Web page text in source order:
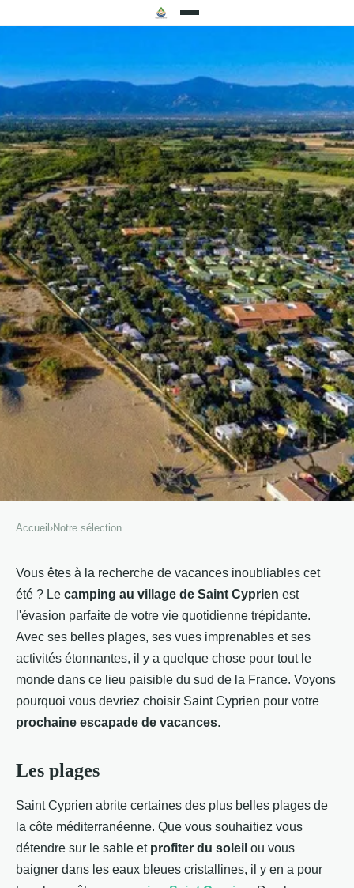
Découvrir la magie du camping
Saint Cyprien
Martin •30 janvier 2023•2 min de lecture
Accueil ›Notre sélection
Vous êtes à la recherche de vacances inoubliables cet
été ? Le camping au village de Saint Cyprien est
l'évasion parfaite de votre vie quotidienne trépidante.
Avec ses belles plages, ses vues imprenables et ses
activités étonnantes, il y a quelque chose pour tout le
monde dans ce lieu paisible du sud de la France. Voyons
pourquoi vous devriez choisir Saint Cyprien pour votre
prochaine escapade de vacances.
Les plages
Saint Cyprien abrite certaines des plus belles plages de
la côte méditerranéenne. Que vous souhaitiez vous
détendre sur le sable et profiter du soleil ou vous
baigner dans les eaux bleues cristallines, il y en a pour